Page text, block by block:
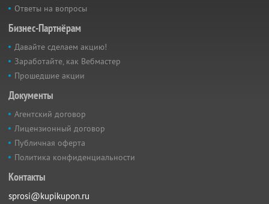
Ответы на вопросы
Бизнес-Партнёрам
Давайте сделаем акцию!
Заработайте, как Вебмастер
Прошедшие акции
Документы
Агентский договор
Лицензионный договор
Публичная оферта
Политика конфиденциальности
Контакты
sprosi@kupikupon.ru